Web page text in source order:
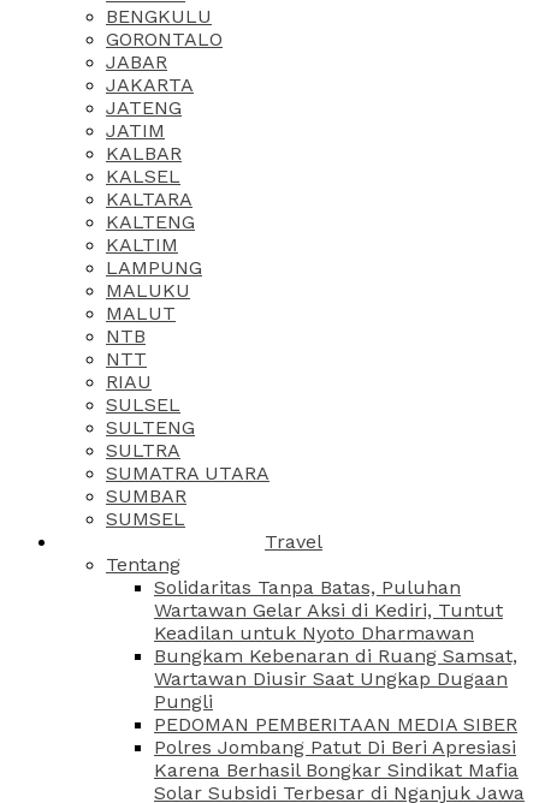
BENGKULU
GORONTALO
JABAR
JAKARTA
JATENG
JATIM
KALBAR
KALSEL
KALTARA
KALTENG
KALTIM
LAMPUNG
MALUKU
MALUT
NTB
NTT
RIAU
SULSEL
SULTENG
SULTRA
SUMATRA UTARA
SUMBAR
SUMSEL
Travel
Tentang
Solidaritas Tanpa Batas, Puluhan
Wartawan Gelar Aksi di Kediri, Tuntut
Keadilan untuk Nyoto Dharmawan
Bungkam Kebenaran di Ruang Samsat,
Wartawan Diusir Saat Ungkap Dugaan
Pungli
PEDOMAN PEMBERITAAN MEDIA SIBER
Polres Jombang Patut Di Beri Apresiasi
Karena Berhasil Bongkar Sindikat Mafia
Solar Subsidi Terbesar di Nganjuk Jawa